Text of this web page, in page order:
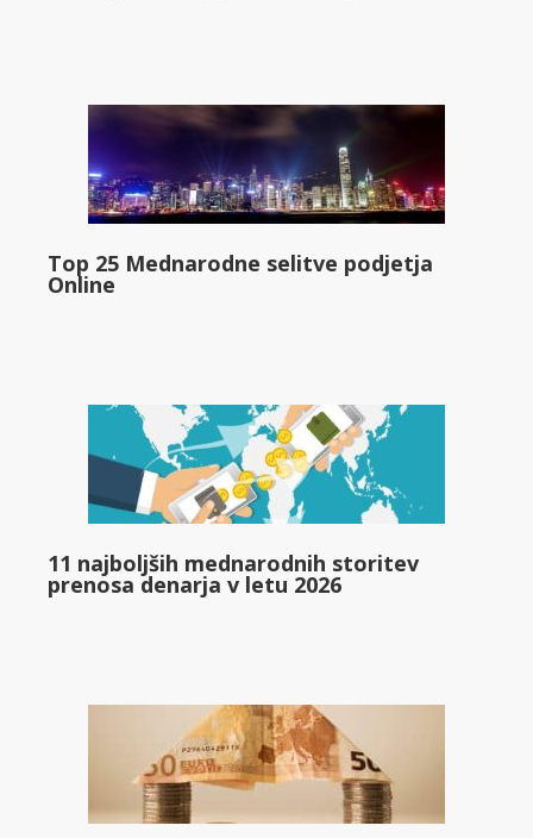
Top 25 Mednarodne selitve podjetja
Online
11 najboljših mednarodnih storitev
prenosa denarja v letu 2026